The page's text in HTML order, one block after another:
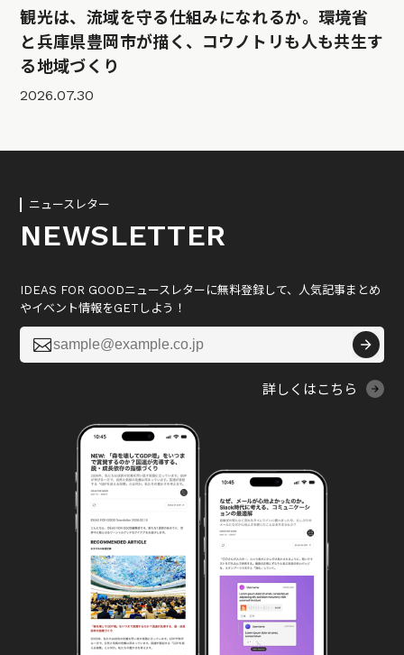
観光は、流域を守る仕組みになれるか。環境省
と兵庫県豊岡市が描く、コウノトリも人も共生す
る地域づくり
2026.07.30
ニュースレター
NEWSLETTER
IDEAS FOR GOODニュースレターに無料登録して、人気記事まとめ
やイベント情報をGETしよう！

詳しくはこちら